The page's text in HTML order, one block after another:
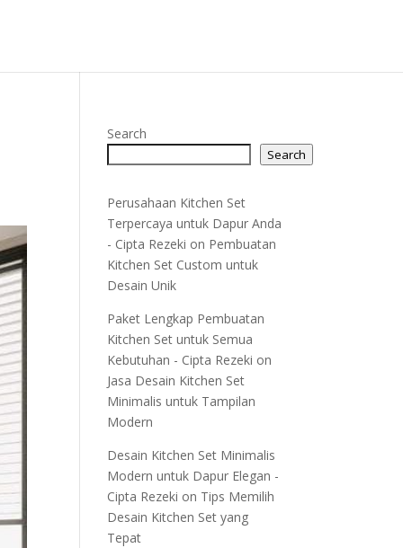
Search
Search
Perusahaan Kitchen Set
Terpercaya untuk Dapur Anda
- Cipta Rezeki on Pembuatan
Kitchen Set Custom untuk
Desain Unik
Paket Lengkap Pembuatan
Kitchen Set untuk Semua
Kebutuhan - Cipta Rezeki on
Jasa Desain Kitchen Set
Minimalis untuk Tampilan
Modern
Desain Kitchen Set Minimalis
Modern untuk Dapur Elegan -
Cipta Rezeki on Tips Memilih
Desain Kitchen Set yang
Tepat